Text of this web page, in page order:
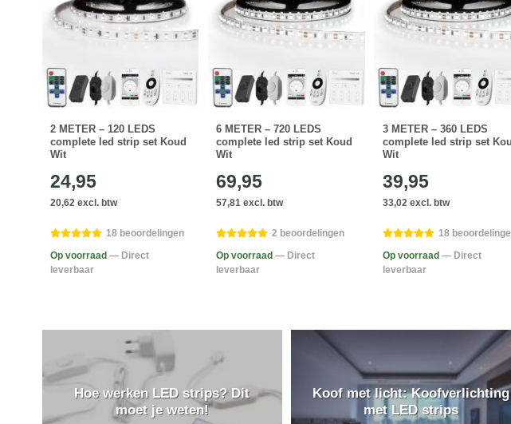
2 METER – 120 LEDS
complete led strip set Koud
Wit
24,95
20,62 excl. btw
18 beoordelingen
Op voorraad — Direct
leverbaar
6 METER – 720 LEDS
complete led strip set Koud
Wit
69,95
57,81 excl. btw
2 beoordelingen
Op voorraad — Direct
leverbaar
3 METER – 360 LEDS
complete led strip set
Wit
39,95
33,02 excl. btw
18
Op voorraad — Direct
leverbaar
Hoe werken LED strips? Dit
moet je weten!
Koof met licht: Koofverlichting
met LED strips